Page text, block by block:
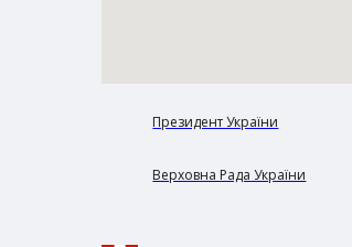
Президент України
Верховна Рада України